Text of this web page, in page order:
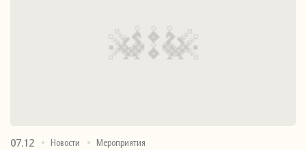
07.12 Новости Мероприятия